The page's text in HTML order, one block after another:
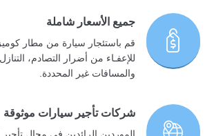
جميع الأسعار شاملة
قم باستئجار سيارة من مطار
للإعفـاء من أضرار التصادم،
والمسافات غير المحددة.
شركات تأجير سيارات موثوقة